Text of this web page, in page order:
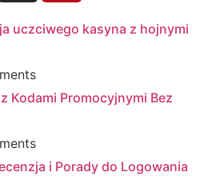
uczciwego kasyna z hojnymi
Kodami Promocyjnymi Bez
i Porady do Logowania